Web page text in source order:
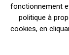
fonctionnement
politique à
cookies, en